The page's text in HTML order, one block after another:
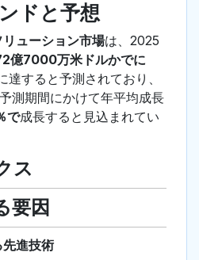
ドと予想
ューション市場は、2025
億7000万米ドルかでに
達すると予測されており、
測期間にかけて年平均成長
で成長すると見込まれてい
ス
要因
進技術